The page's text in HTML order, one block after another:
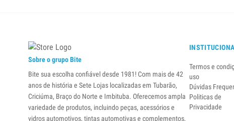
Sobre o grupo Bite
Bite sua escolha confiável desde 1981! Com mais de 42
anos de história e Sete Lojas localizadas em Tubarão,
Criciúma, Braço do Norte e Imbituba. Oferecemos ampla
variedade de produtos, incluindo peças, acessórios e
vidros automotivos, tintas automotivas e complementos,
Termos e
uso
Dúvidas
Politicas de
Privacidade